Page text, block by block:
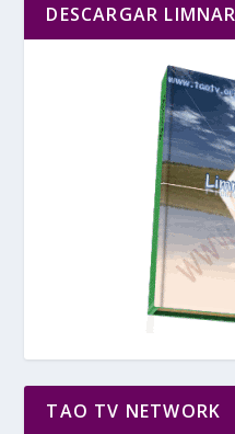
DESCARGAR
TAO TV NETWORK